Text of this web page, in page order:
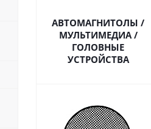
АВТОМАГНИТОЛЫ /
МУЛЬТИМЕДИА /
ГОЛОВНЫЕ
УСТРОЙСТВА